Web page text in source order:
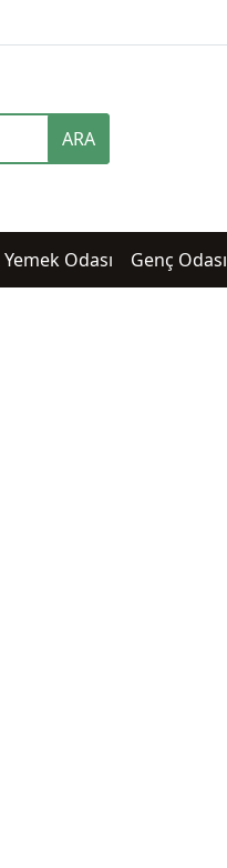
ARA
Odası Genç Odası